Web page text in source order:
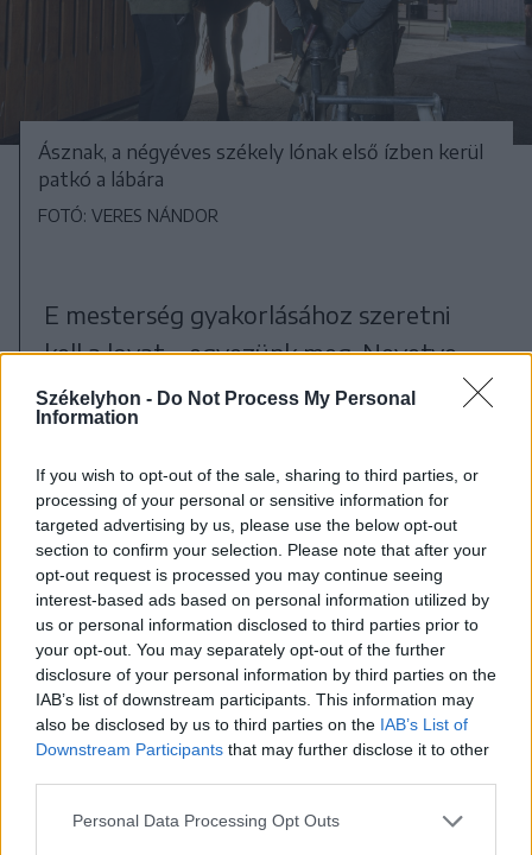
Székelyhon - Do Not Process My Personal
Information
If you wish to opt-out of the sale, sharing to third parties, or
processing of your personal or sensitive information for
targeted advertising by us, please use the below opt-out
section to confirm your selection. Please note that after your
opt-out request is processed you may continue seeing
interest-based ads based on personal information utilized by
us or personal information disclosed to third parties prior to
your opt-out. You may separately opt-out of the further
disclosure of your personal information by third parties on the
IAB’s list of downstream participants. This information may
also be disclosed by us to third parties on the IAB’s List of
Downstream Participants that may further disclose it to other
Personal Data Processing Opt Outs
Ásznak, a négyéves székely lónak első ízben kerül
patkó a lábára
FOTÓ: VERES NÁNDOR
E mesterség gyakorlásához szeretni
kell a lovat – egyezünk meg. Nevetve
mondja, bizony ő sem hallott olyan
patkolókovácsról, aki először lett
kovács, s aztán kezdett foglalkozni a
lovakkal. Ezért is szükséges a
lovászelőképzés egy patkolókovács
számára, hogy tudjon megfelelően
bánni a négylábú patással.
Bájos és Ribizli
Sándort mindig is érdekelték a lovak,
a mezőgazdasági munkában segítették.